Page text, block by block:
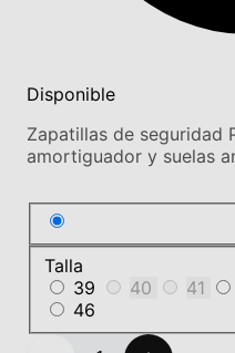
Disponible
Zapatillas de seguridad
amortiguador y suelas
Talla
39
40 41
46